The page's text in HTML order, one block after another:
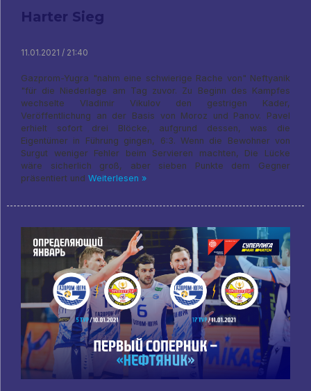
Harter Sieg
11.01.2021 / 21:40
Gazprom-Yugra "nahm eine schwierige Rache von" Neftyanik
"für die Niederlage am Tag zuvor. Zu Beginn des Kampfes
wechselte Vladimir Vikulov den gestrigen Kader,
Veröffentlichung an der Basis von Moroz und Panov. Pavel
erhielt sofort drei Blöcke, aufgrund dessen, was die
Eigentümer in Führung gingen, 6:3. Wenn die Bewohner von
Surgut weniger Fehler beim Servieren machten, Die Lücke
wäre sicherlich groß, aber sieben Punkte dem Gegner
präsentiert und Weiterlesen »